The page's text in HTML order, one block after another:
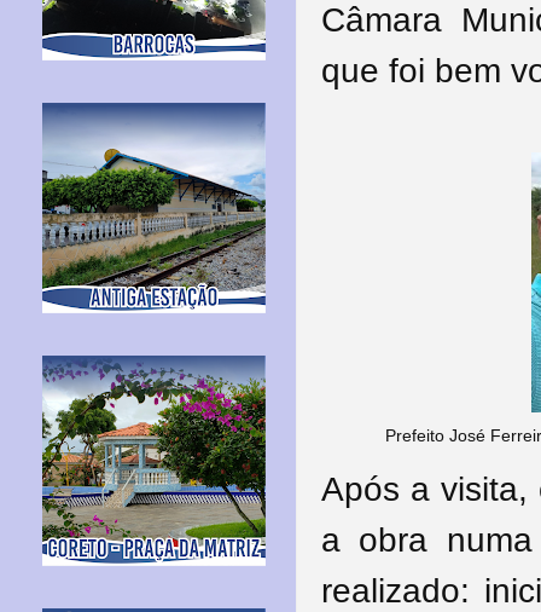
Câmara
que foi bem
Prefeito José
Após a visita,
a obra
realizado: